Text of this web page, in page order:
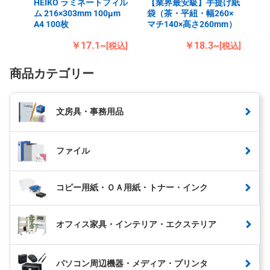
HEIKO ラミネートフィル
ム 216×303mm 100μm
A4 100枚
￥17.1~[税込]
【業界最安級】手提げ紙
袋（茶・平紐・幅260×
マチ140×高さ260mm）
￥18.3~[税込]
商品カテゴリー
文房具・事務用品
ファイル
コピー用紙・ＯＡ用紙・トナー・インク
オフィス家具・インテリア・エクステリア
パソコン周辺機器・メディア・プリンタ